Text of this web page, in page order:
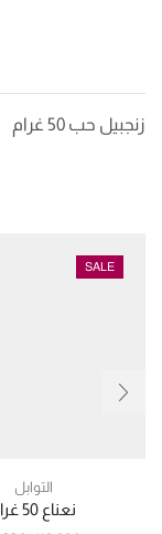
زنجبيل حب 50 غرام
SALE
التوابل
نعناع 50 غرام